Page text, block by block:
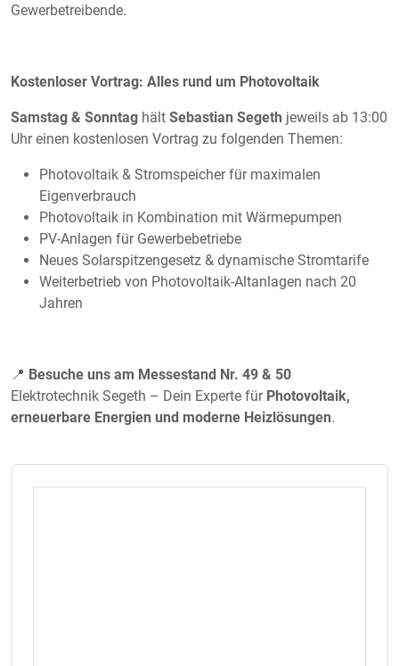
Gewerbetreibende.
Kostenloser Vortrag: Alles rund um Photovoltaik
Samstag & Sonntag hält Sebastian Segeth jeweils ab 13:00
Uhr einen kostenlosen Vortrag zu folgenden Themen:
Photovoltaik & Stromspeicher für maximalen
Eigenverbrauch
Photovoltaik in Kombination mit Wärmepumpen
PV-Anlagen für Gewerbebetriebe
Neues Solarspitzengesetz & dynamische Stromtarife
Weiterbetrieb von Photovoltaik-Altanlagen nach 20
Jahren
📍 Besuche uns am Messestand Nr. 49 & 50
Elektrotechnik Segeth – Dein Experte für Photovoltaik,
erneuerbare Energien und moderne Heizlösungen.